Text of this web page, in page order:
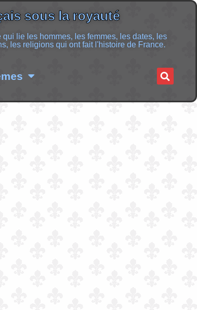
sous la royauté
lie les hommes, les femmes, les dates, les
les religions qui ont fait l'histoire de France.